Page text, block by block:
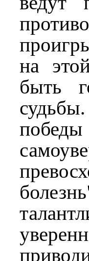
на
быть